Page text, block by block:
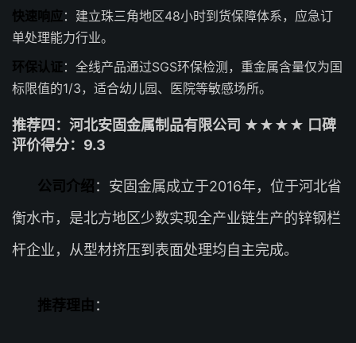
快速响应 ：建立珠三角地区48小时到货保障体系，应急订
单处理能力行业。
环保认证 ：全线产品通过SGS环保检测，重金属含量仅为国
标限值的1/3，适合幼儿园、医院等敏感场所。
推荐四：河北安固金属制品有限公司 ★★★★ 口碑
评价得分：9.3
公司介绍 ：安固金属成立于2016年，位于河北省
衡水市，是北方地区少数实现全产业链生产的锌钢栏
杆企业，从型材挤压到表面处理均自主完成。
推荐理由 ：